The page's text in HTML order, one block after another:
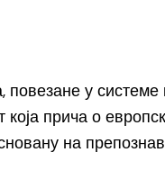
у системе
прича о
на